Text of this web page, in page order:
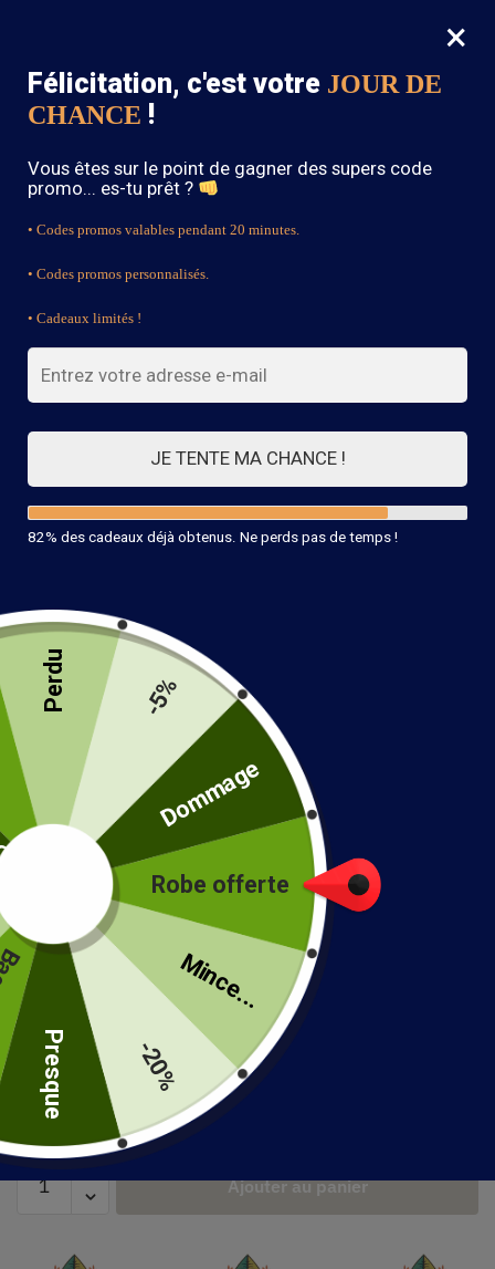
0
SOLDES : -15% sur toute la boutique avec le code « BOHEME15 »
Haut Bohème Chic Manches Bouffantes
Taille
Couleur
Ajouter au panier
×
Félicitation, c'est votre JOUR DE
CHANCE !
Vous êtes sur le point de gagner des supers code
promo... es-tu prêt ?
• Codes promos valables pendant 20 minutes.
• Codes promos personnalisés.
• Cadeaux limités !
JE TENTE MA CHANCE !
82% des cadeaux déjà obtenus. Ne perds pas de temps !
Robe offerte
Mince...
-20%
Presque
Perdu -5%
Dommage